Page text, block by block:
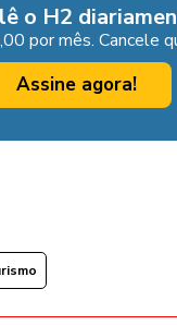
o H2
por mês. Cancele
Assine agora!